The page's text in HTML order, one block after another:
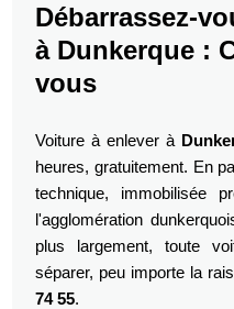
Débarrassez-
à Dunkerque :
vous
Voiture à enlever à
heures, gratuitement. En
technique, immobilisée
l'agglomération
plus largement, toute
séparer, peu importe la
74 55.